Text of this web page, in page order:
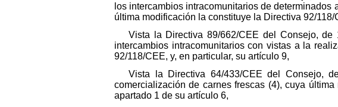
los intercambios intracomunitarios de
última modificación la constituye la Directiva 92/
Vista la Directiva 89/662/CEE del Consejo,
intercambios intracomunitarios con vistas a la
92/118/CEE, y, en particular, su artículo 9,
Vista la Directiva 64/433/CEE del Consejo,
comercialización de carnes frescas (4), cuya
apartado 1 de su artículo 6,